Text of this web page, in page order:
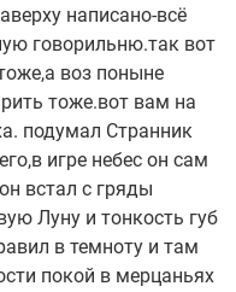
написано-всё
говорильню.так вот
воз поныне
тоже.вот вам на
подумал Странник
игре небес он сам
встал с гряды
Луну и тонкость губ
в темноту и там
покой в мерцаньях